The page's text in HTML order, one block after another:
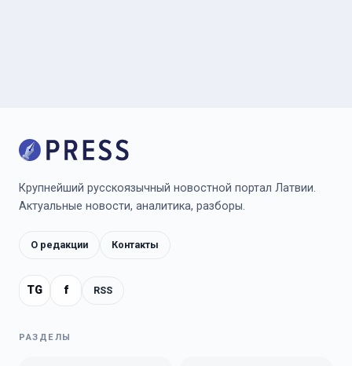
Крупнейший русскоязычный новостной портал Латвии.
Актуальные новости, аналитика, разборы.
О редакции Контакты
TG f RSS
РАЗДЕЛЫ